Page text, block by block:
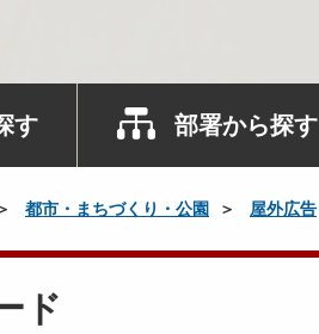
す 部署から探す
都市・まちづくり・公園 屋外広告
ド